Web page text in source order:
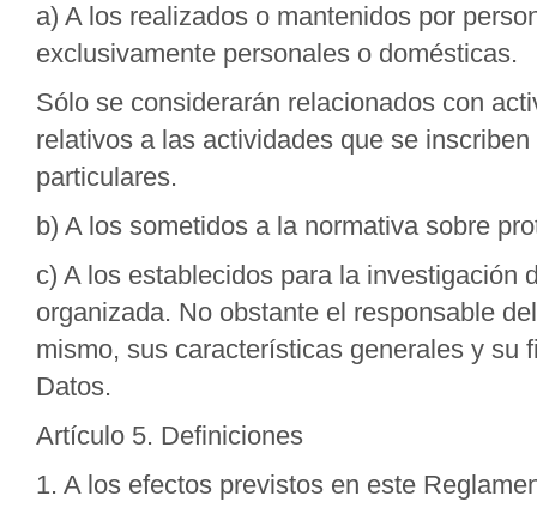
a) A los realizados o mantenidos por
exclusivamente personales o domésticas.
Sólo se considerarán relacionados con
relativos a las actividades que se
particulares.
b) A los sometidos a la normativa sobre
c) A los establecidos para la investigación
organizada. No obstante el responsable
mismo, sus características generales y su
Datos.
Artículo 5. Definiciones
1. A los efectos previstos en este